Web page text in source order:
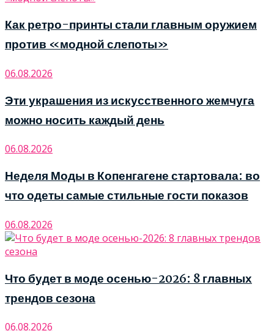
Как ретро-принты стали главным оружием
против «модной слепоты»
06.08.2026
Эти украшения из искусственного жемчуга
можно носить каждый день
06.08.2026
Неделя Моды в Копенгагене стартовала: во
что одеты самые стильные гости показов
06.08.2026
Что будет в моде осенью-2026: 8 главных
трендов сезона
06.08.2026